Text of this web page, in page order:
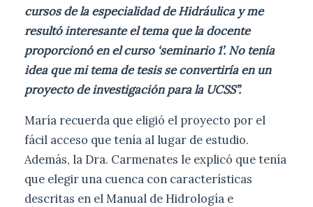
cursos de la especialidad de Hidráulica y me
resultó interesante el tema que la docente
proporcionó en el curso ‘seminario 1’. No tenía
idea que mi tema de tesis se convertiría en un
proyecto de investigación para la UCSS”.
María recuerda que eligió el proyecto por el
fácil acceso que tenía al lugar de estudio.
Además, la Dra. Carmenates le explicó que tenía
que elegir una cuenca con características
descritas en el Manual de Hidrología e